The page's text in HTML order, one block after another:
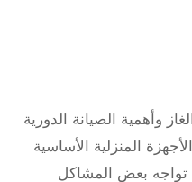
وأهمية الصيانة الدورية
المنزلية الأساسية
بعض المشاكل